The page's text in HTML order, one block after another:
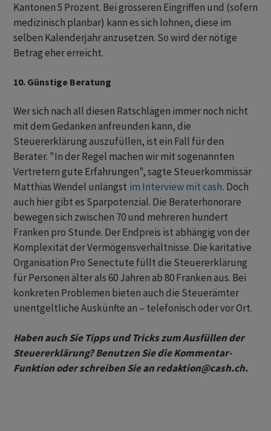
Kantonen 5 Prozent. Bei grösseren Eingriffen und (sofern
medizinisch planbar) kann es sich lohnen, diese im
selben Kalenderjahr anzusetzen. So wird der nötige
Betrag eher erreicht.
10. Günstige Beratung
Wer sich nach all diesen Ratschlägen immer noch nicht
mit dem Gedanken anfreunden kann, die
Steuererklärung auszufüllen, ist ein Fall für den
Berater. "In der Regel machen wir mit sogenannten
Vertretern gute Erfahrungen", sagte Steuerkommissär
Matthias Wendel unlängst im Interview mit cash. Doch
auch hier gibt es Sparpotenzial. Die Beraterhonorare
bewegen sich zwischen 70 und mehreren hundert
Franken pro Stunde. Der Endpreis ist abhängig von der
Komplexität der Vermögensverhältnisse. Die karitative
Organisation Pro Senectute füllt die Steuererklärung
für Personen älter als 60 Jahren ab 80 Franken aus. Bei
konkreten Problemen bieten auch die Steuerämter
unentgeltliche Auskünfte an – telefonisch oder vor Ort.
Haben auch Sie Tipps und Tricks zum Ausfüllen der
Steuererklärung? Benutzen Sie die Kommentar-
Funktion oder schreiben Sie an redaktion@cash.ch.